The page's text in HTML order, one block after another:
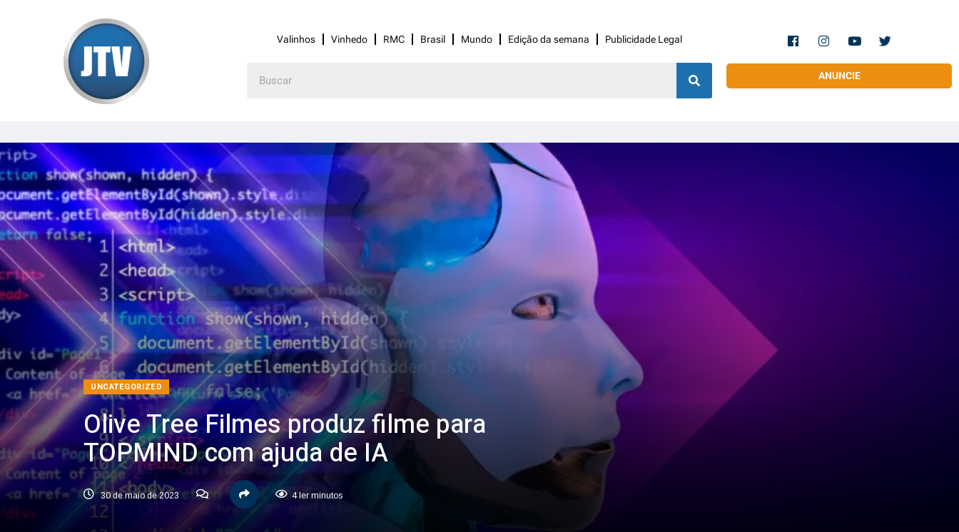
Valinhos Vinhedo RMC Brasil Mundo Edição da semana Publicidade Legal
ANUNCIE
UNCATEGORIZED
Olive Tree Filmes produz filme para
TOPMIND com ajuda de IA
30 de maio de 2023 4 ler minutos